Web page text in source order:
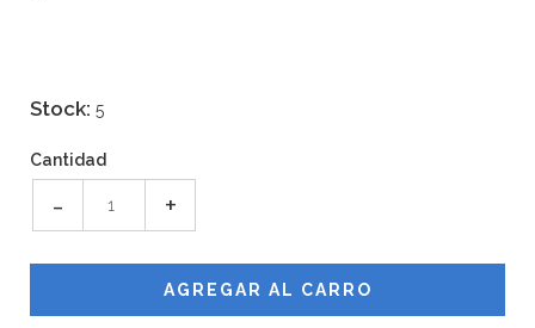
Stock: 5
Cantidad
- +